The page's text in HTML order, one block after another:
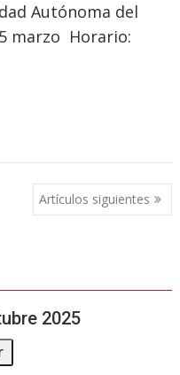
Autónoma del
marzo Horario:
Artículos siguientes
2025